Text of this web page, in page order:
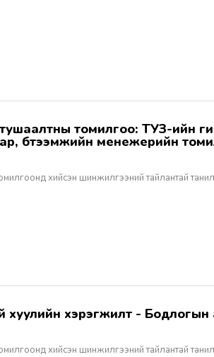
бүтээмжийн менежерийн
хийсэн шинжилгээний тайлантай
хийсэн шинжилгээний тайлантай